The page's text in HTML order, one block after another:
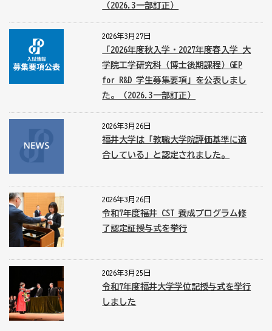
（2026.3一部訂正）
2026年3月27日
「2026年度秋入学・2027年度春入学 大
学院工学研究科（博士後期課程）GEP
for R&D 学生募集要項」を公表しまし
た。（2026.3一部訂正）
2026年3月26日
福井大学は「教職大学院評価基準に適
合している」と認定されました。
2026年3月26日
令和7年度福井 CST 養成プログラム修
了認定証授与式を挙行
2026年3月25日
令和7年度福井大学学位記授与式を挙行
しました